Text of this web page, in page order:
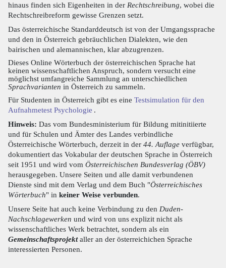
hinaus finden sich Eigenheiten in der Rechtschreibung, wobei die
Rechtschreibreform gewisse Grenzen setzt.
Das österreichische Standarddeutsch ist von der Umgangssprache
und den in Österreich gebräuchlichen Dialekten, wie den
bairischen und alemannischen, klar abzugrenzen.
Dieses Online Wörterbuch der österreichischen Sprache hat
keinen wissenschaftlichen Anspruch, sondern versucht eine
möglichst umfangreiche Sammlung an unterschiedlichen
Sprachvarianten in Österreich zu sammeln.
Für Studenten in Österreich gibt es eine Testsimulation für den
Aufnahmetest Psychologie .
Hinweis: Das vom Bundesministerium für Bildung mitinitiierte
und für Schulen und Ämter des Landes verbindliche
Österreichische Wörterbuch, derzeit in der 44. Auflage verfügbar,
dokumentiert das Vokabular der deutschen Sprache in Österreich
seit 1951 und wird vom Österreichischen Bundesverlag (ÖBV)
herausgegeben. Unsere Seiten und alle damit verbundenen
Dienste sind mit dem Verlag und dem Buch "Österreichisches
Wörterbuch" in keiner Weise verbunden.
Unsere Seite hat auch keine Verbindung zu den Duden-
Nachschlagewerken und wird von uns explizit nicht als
wissenschaftliches Werk betrachtet, sondern als ein
Gemeinschaftsprojektaller an der österreichichen Sprache
interessierten Personen.